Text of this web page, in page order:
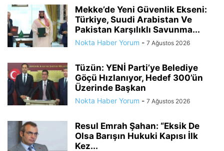
Mekke’de Yeni Güvenlik Ekseni:
Türkiye, Suudi Arabistan Ve
Pakistan Karşılıklı Savunma...
Nokta Haber Yorum - 7 Ağustos 2026
Tüzün: YENİ Parti’ye Belediye
Göçü Hızlanıyor, Hedef 300’ün
Üzerinde Başkan
Nokta Haber Yorum - 7 Ağustos 2026
Resul Emrah Şahan: “Eksik De
Olsa Barışın Hukuki Kapısı İlk
Kez...